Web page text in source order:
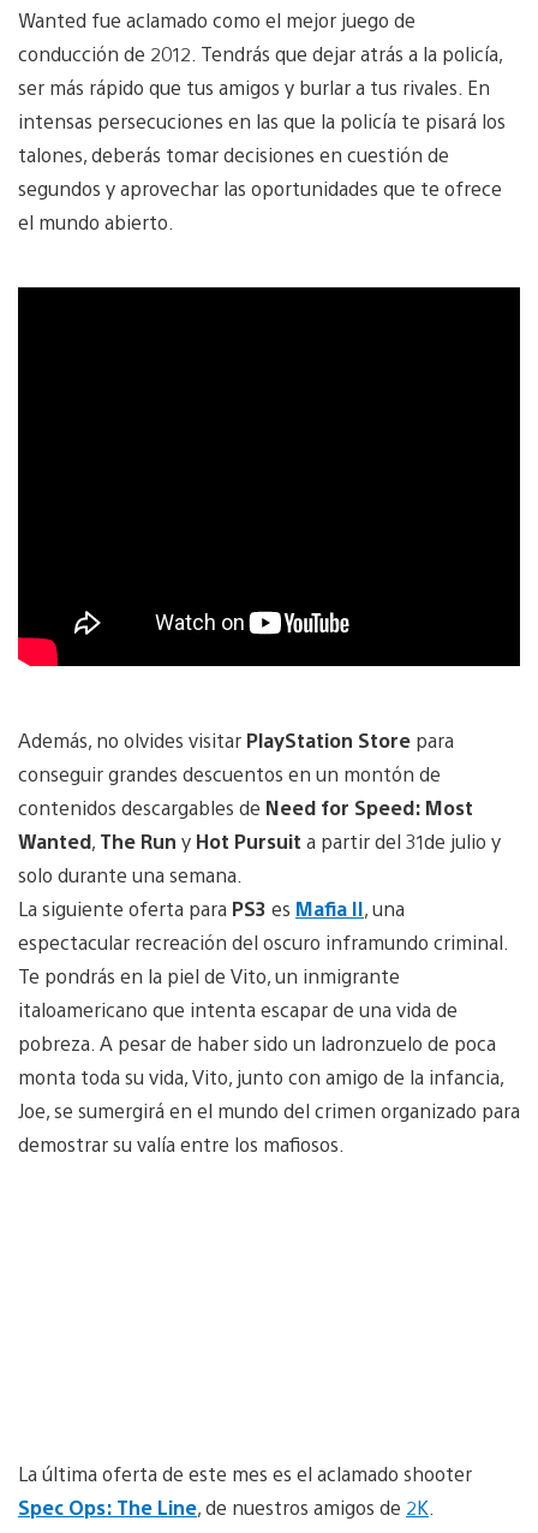
Wanted fue aclamado como el mejor juego de
conducción de 2012. Tendrás que dejar atrás a la policía,
ser más rápido que tus amigos y burlar a tus rivales. En
intensas persecuciones en las que la policía te pisará los
talones, deberás tomar decisiones en cuestión de
segundos y aprovechar las oportunidades que te ofrece
el mundo abierto.
Además, no olvides visitar PlayStation Store para
conseguir grandes descuentos en un montón de
contenidos descargables de Need for Speed: Most
Wanted, The Run y Hot Pursuit a partir del 31de julio y
solo durante una semana.
La siguiente oferta para PS3 es Mafia II, una
espectacular recreación del oscuro inframundo criminal.
Te pondrás en la piel de Vito, un inmigrante
italoamericano que intenta escapar de una vida de
pobreza. A pesar de haber sido un ladronzuelo de poca
monta toda su vida, Vito, junto con amigo de la infancia,
Joe, se sumergirá en el mundo del crimen organizado para
demostrar su valía entre los mafiosos.
La última oferta de este mes es el aclamado shooter
Spec Ops: The Line, de nuestros amigos de 2K